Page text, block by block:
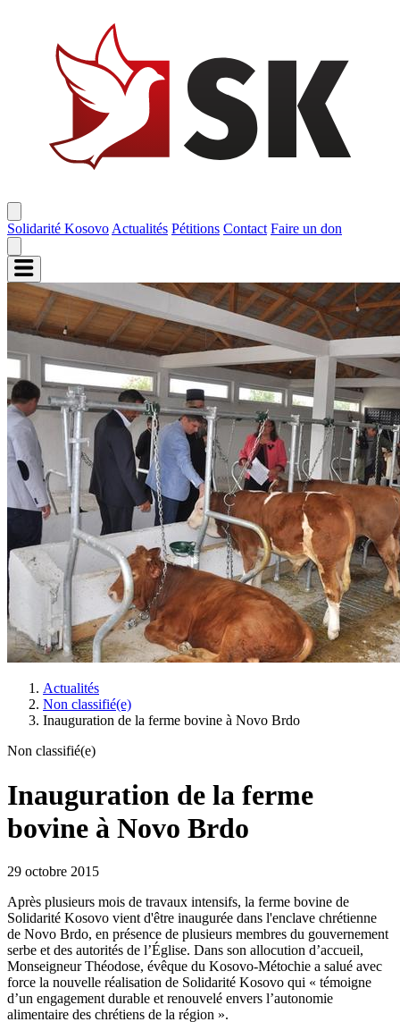
Solidarité Kosovo Actualités Pétitions Contact Faire un don
Actualités
Non classifié(e)
Inauguration de la ferme bovine à Novo Brdo
Non classifié(e)
Inauguration de la ferme
bovine à Novo Brdo
29 octobre 2015
Après plusieurs mois de travaux intensifs, la ferme bovine de
Solidarité Kosovo vient d'être inaugurée dans l'enclave chrétienne
de Novo Brdo, en présence de plusieurs membres du gouvernement
serbe et des autorités de l’Église. Dans son allocution d’accueil,
Monseigneur Théodose, évêque du Kosovo-Métochie a salué avec
force la nouvelle réalisation de Solidarité Kosovo qui « témoigne
d’un engagement durable et renouvelé envers l’autonomie
alimentaire des chrétiens de la région ».